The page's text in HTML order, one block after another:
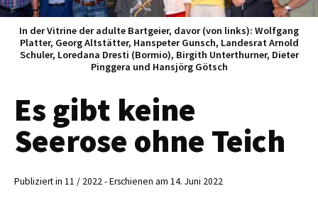
In der Vitrine der adulte Bartgeier, davor (von links): Wolfgang
Platter, Georg Altstätter, Hanspeter Gunsch, Landesrat Arnold
Schuler, Loredana Dresti (Bormio), Birgith Unterthurner, Dieter
Pinggera und Hansjörg Götsch
Es gibt keine
Seerose ohne Teich
Publiziert in 11 / 2022 - Erschienen am 14. Juni 2022